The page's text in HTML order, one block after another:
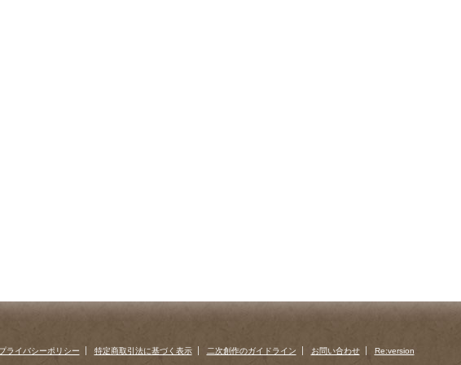
ライバシーポリシー 特定商取引法に基づく表示 二次創作のガイドライン お問い合わせ Re:version